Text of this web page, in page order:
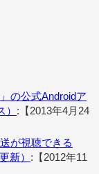
の公式Androidア
:【2013年4月24
が視聴できる
新） :【2012年11